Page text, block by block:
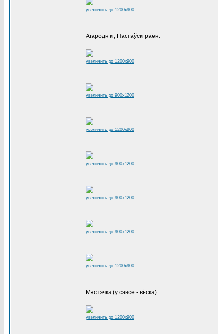
увеличить до 1200x900
Агароднікі, Пастаўскі раён.
увеличить до 1200x900
увеличить до 900x1200
увеличить до 1200x900
увеличить до 900x1200
увеличить до 900x1200
увеличить до 900x1200
увеличить до 1200x900
Мястэчка (у сэнсе - вёска).
увеличить до 1200x900